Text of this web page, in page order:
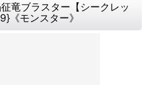
竜ブラスター【シークレッ
《モンスター》